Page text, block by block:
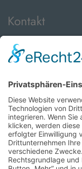
Kontakt
Telefon:
+49 371 24089000
info@viveto-
Montag bis Freitag:
08:00 Uhr - 18:00